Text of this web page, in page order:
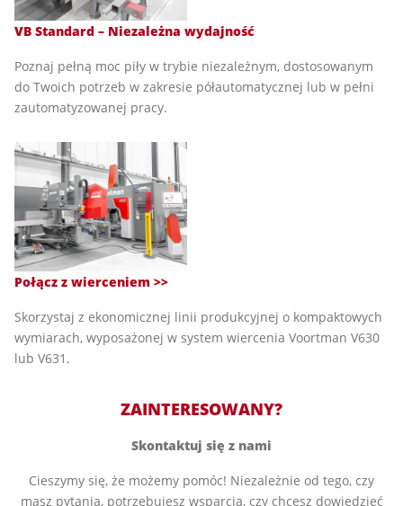
VB Standard – Niezależna wydajność
Poznaj pełną moc piły w trybie niezależnym, dostosowanym
do Twoich potrzeb w zakresie półautomatycznej lub w pełni
zautomatyzowanej pracy.
Połącz z wierceniem >>
Skorzystaj z ekonomicznej linii produkcyjnej o kompaktowych
wymiarach, wyposażonej w system wiercenia Voortman V630
lub V631.
ZAINTERESOWANY?
Skontaktuj się z nami
Cieszymy się, że możemy pomóc! Niezależnie od tego, czy
masz pytania, potrzebujesz wsparcia, czy chcesz dowiedzieć